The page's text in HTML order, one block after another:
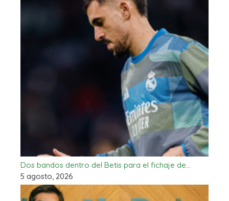
Dos bandos dentro del Betis para el fichaje de…
5 agosto, 2026